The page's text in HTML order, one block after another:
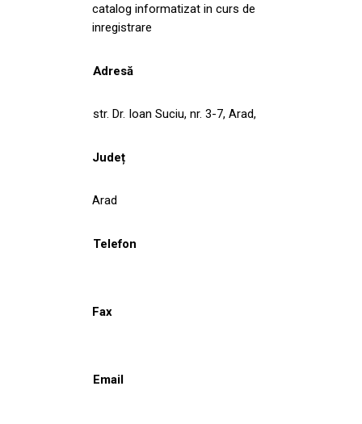
catalog informatizat in curs de
inregistrare
Adresă
str. Dr. Ioan Suciu, nr. 3-7, Arad,
Județ
Arad
Telefon
Fax
Email